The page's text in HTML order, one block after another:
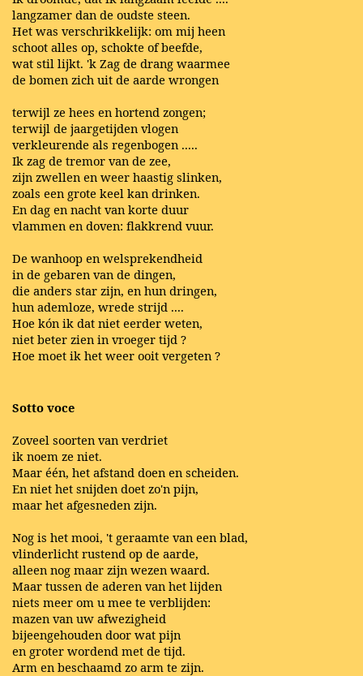
langzamer dan de oudste steen.
Het was verschrikkelijk: om mij heen
schoot alles op, schokte of beefde,
wat stil lijkt. 'k Zag de drang waarmee
de bomen zich uit de aarde wrongen
terwijl ze hees en hortend zongen;
terwijl de jaargetijden vlogen
verkleurende als regenbogen .....
Ik zag de tremor van de zee,
zijn zwellen en weer haastig slinken,
zoals een grote keel kan drinken.
En dag en nacht van korte duur
vlammen en doven: flakkrend vuur.
De wanhoop en welsprekendheid
in de gebaren van de dingen,
die anders star zijn, en hun dringen,
hun ademloze, wrede strijd ....
Hoe kón ik dat niet eerder weten,
niet beter zien in vroeger tijd ?
Hoe moet ik het weer ooit vergeten ?
Sotto voce
Zoveel soorten van verdriet
ik noem ze niet.
Maar één, het afstand doen en scheiden.
En niet het snijden doet zo'n pijn,
maar het afgesneden zijn.
Nog is het mooi, 't geraamte van een blad,
vlinderlicht rustend op de aarde,
alleen nog maar zijn wezen waard.
Maar tussen de aderen van het lijden
niets meer om u mee te verblijden:
mazen van uw afwezigheid
bijeengehouden door wat pijn
en groter wordend met de tijd.
Arm en beschaamd zo arm te zijn.